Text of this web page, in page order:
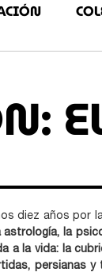
diez años por
astrología, la
a la vida: la
persianas